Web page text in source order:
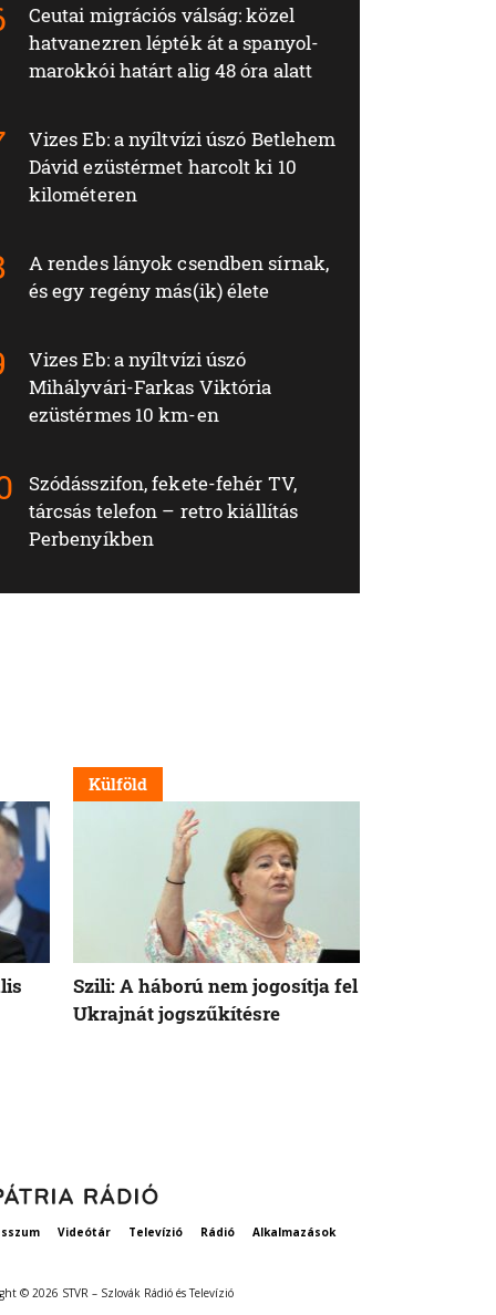
Ceutai migrációs válság: közel
hatvanezren lépték át a spanyol-
marokkói határt alig 48 óra alatt
Vizes Eb: a nyíltvízi úszó Betlehem
Dávid ezüstérmet harcolt ki 10
kilométeren
A rendes lányok csendben sírnak,
és egy regény más(ik) élete
Vizes Eb: a nyíltvízi úszó
Mihályvári-Farkas Viktória
ezüstérmes 10 km-en
Szódásszifon, fekete-fehér TV,
tárcsás telefon – retro kiállítás
Perbenyíkben
Külföld
Szili: A háború nem jogosítja fel
Ukrajnát jogszűkítésre
Videótár Televízió Rádió Alkalmazások
© 2026 STVR – Szlovák Rádió és Televízió